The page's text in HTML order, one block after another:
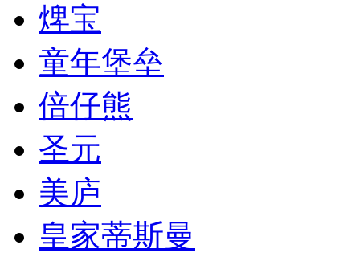
焷宝
童年堡垒
倍仔熊
圣元
美庐
皇家蒂斯曼